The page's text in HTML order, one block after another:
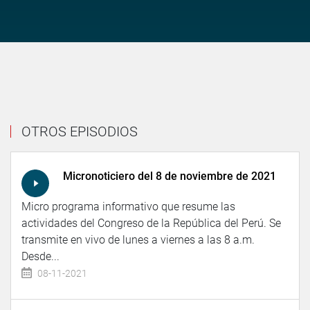
OTROS EPISODIOS
Micronoticiero del 8 de noviembre de 2021
Micro programa informativo que resume las
actividades del Congreso de la República del Perú. Se
transmite en vivo de lunes a viernes a las 8 a.m.
Desde...
08-11-2021